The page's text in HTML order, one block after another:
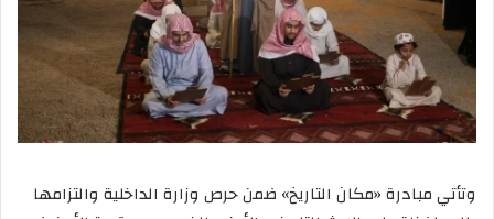
وتأتي مبادرة «مكان التاريخ» ضمن حرص وزارة الداخلية والتزامها